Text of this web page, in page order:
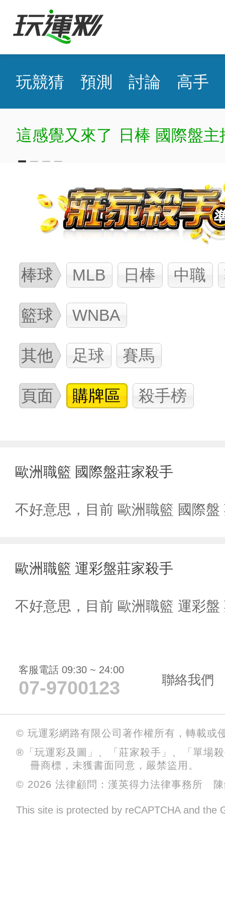
玩競猜 預測 討論 高手
這感覺又來了 日棒 國際盤
棒球 MLB 日棒 中職
籃球 WNBA
其他 足球 賽馬
頁面 購牌區 殺手榜
歐洲職籃 國際盤莊家殺手
不好意思，目前 歐洲職籃 國際
歐洲職籃 運彩盤莊家殺手
不好意思，目前 歐洲職籃 運彩
客服電話 09:30 ~ 24:00
07-9700123 聯絡我們
© 玩運彩網路有限公司著作權所有，轉載或
®「玩運彩及圖」、「莊家殺手」、「單場
冊商標，未獲書面同意，嚴禁盜用。
© 2026 法律顧問：漢英得力法律事務所 陳
This site is protected by reCAPTCHA and the